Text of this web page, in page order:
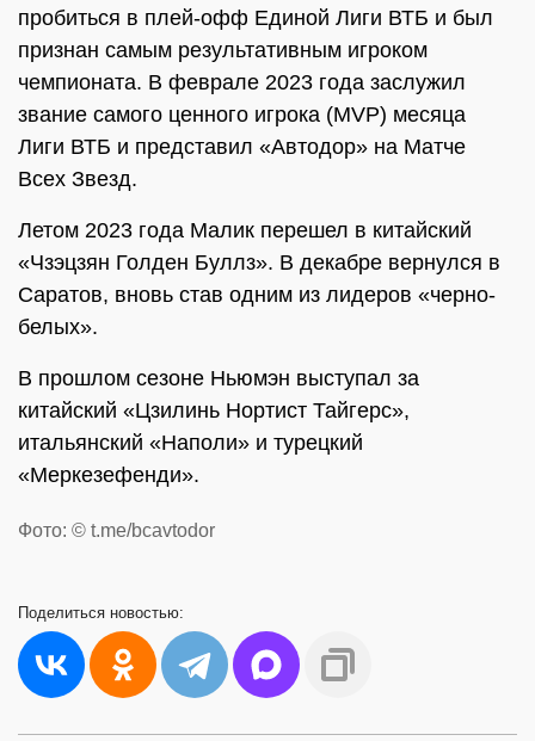
пробиться в плей-офф Единой Лиги ВТБ и был
признан самым результативным игроком
чемпионата. В феврале 2023 года заслужил
звание самого ценного игрока (MVP) месяца
Лиги ВТБ и представил «Автодор» на Матче
Всех Звезд.
Летом 2023 года Малик перешел в китайский
«Чзэцзян Голден Буллз». В декабре вернулся в
Саратов, вновь став одним из лидеров «черно-
белых».
В прошлом сезоне Ньюмэн выступал за
китайский «Цзилинь Нортист Тайгерс»,
итальянский «Наполи» и турецкий
«Меркезефенди».
Фото: © t.me/bcavtodor
Поделиться новостью: